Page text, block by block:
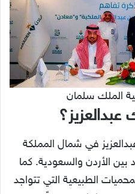
الملك سلمان
في شمال المملكة
بين الأردن والسعودية. كما
الطبيعية التي تتواجد